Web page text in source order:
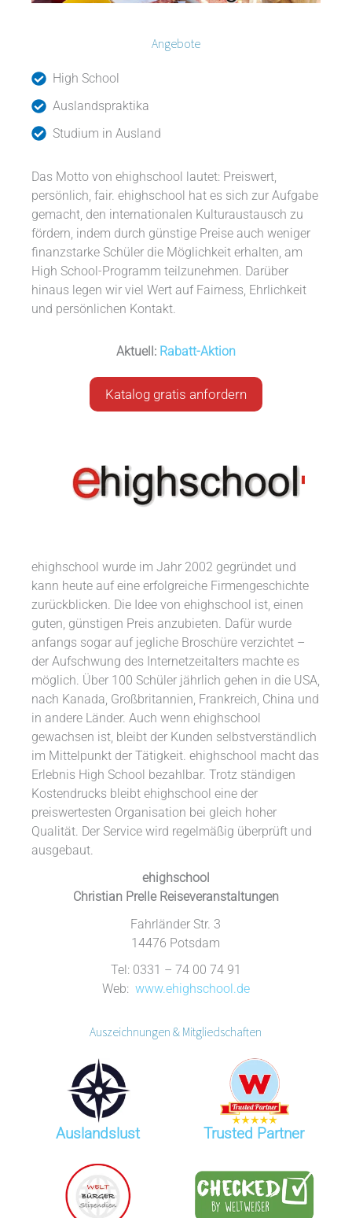
Angebote
High School
Auslandspraktika
Studium in Ausland
Das Motto von ehighschool lautet: Preiswert,
persönlich, fair. ehighschool hat es sich zur Aufgabe
gemacht, den internationalen Kulturaustausch zu
fördern, indem durch günstige Preise auch weniger
finanzstarke Schüler die Möglichkeit erhalten, am
High School-Programm teilzunehmen. Darüber
hinaus legen wir viel Wert auf Fairness, Ehrlichkeit
und persönlichen Kontakt.
Aktuell: Rabatt-Aktion
Katalog gratis anfordern
ehighschool wurde im Jahr 2002 gegründet und
kann heute auf eine erfolgreiche Firmengeschichte
zurückblicken. Die Idee von ehighschool ist, einen
guten, günstigen Preis anzubieten. Dafür wurde
anfangs sogar auf jegliche Broschüre verzichtet –
der Aufschwung des Internetzeitalters machte es
möglich. Über 100 Schüler jährlich gehen in die USA,
nach Kanada, Großbritannien, Frankreich, China und
in andere Länder. Auch wenn ehighschool
gewachsen ist, bleibt der Kunden selbstverständlich
im Mittelpunkt der Tätigkeit. ehighschool macht das
Erlebnis High School bezahlbar. Trotz ständigen
Kostendrucks bleibt ehighschool eine der
preiswertesten Organisation bei gleich hoher
Qualität. Der Service wird regelmäßig überprüft und
ausgebaut.
ehighschool
Christian Prelle Reiseveranstaltungen
Fahrländer Str. 3
14476 Potsdam
Tel: 0331 – 74 00 74 91
Web: www.ehighschool.de
Auszeichnungen & Mitgliedschaften
Auslandslust Trusted Partner